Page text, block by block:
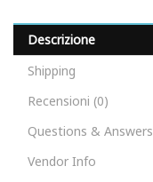
Descrizione
Shipping
Recensioni (0)
Questions & Answers
Vendor Info